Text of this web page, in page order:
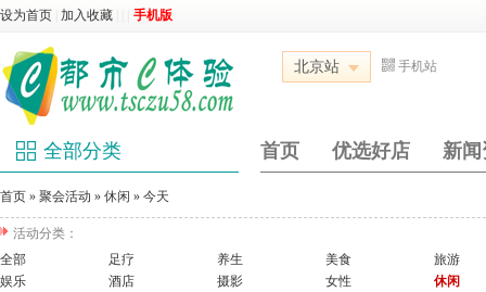
设为首页 加入收藏 手机版
北京站 手机站
全部分类 首页 优选好店 新闻
首页 » 聚会活动 » 休闲 » 今天
活动分类：
全部
足疗 养生 美食
旅游
娱乐
酒店 摄影 女性
休闲